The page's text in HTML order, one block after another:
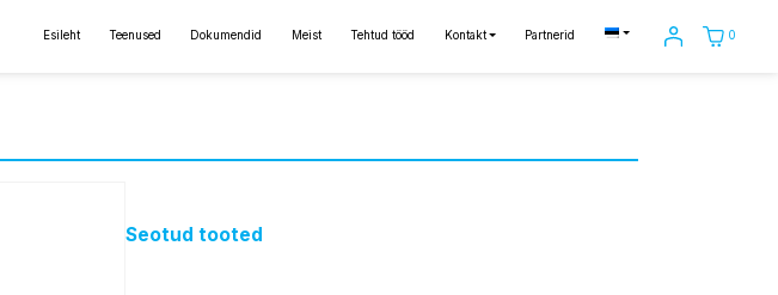
Esileht Teenused Dokumendid Meist Tehtud tööd Kontakt Partnerid 0
Seotud tooted